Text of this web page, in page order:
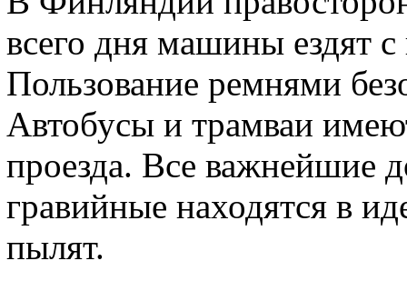
всего дня машины ездят
Пользование ремнями
Автобусы и трамваи
проезда. Все важнейшие
гравийные находятся в
пылят.